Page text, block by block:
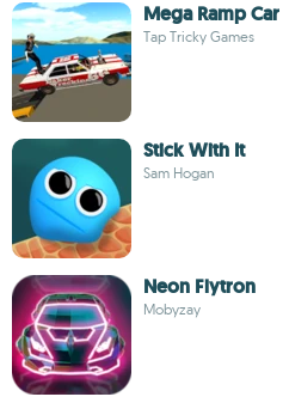
Mega Ramp
Tap Tricky Games
Stick With It
Sam Hogan
Neon Flytron
Mobyzay